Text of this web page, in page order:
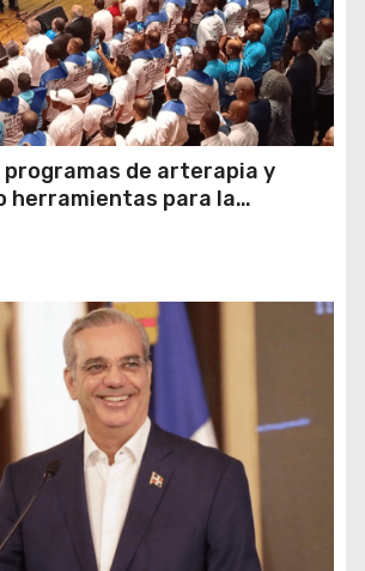
de arterapia y
herramientas para la
la inclusión social